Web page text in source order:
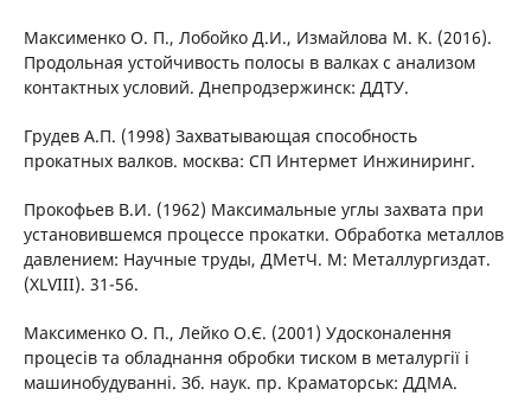
Максименко О. П., Лобойко Д.И., Измайлова M. K. (2016).
Продольная устойчивость полосы в валках с анализом
контактных условий. Днепродзержинск: ДДТУ.
Грудев А.П. (1998) Захватывающая способность
прокатных валков. москва: СП Интермет Инжиниринг.
Прокофьев В.И. (1962) Максимальные углы захвата при
установившемся процессе прокатки. Обработка металлов
давлением: Научные труды, ДМетЧ. М: Металлургиздат.
(XLVIII). 31-56.
Максименко О. П., Лейко О.Є. (2001) Удосконалення
процесів та обладнання обробки тиском в металургії і
машинобудуванні. Зб. наук. пр. Краматорськ: ДДМА.